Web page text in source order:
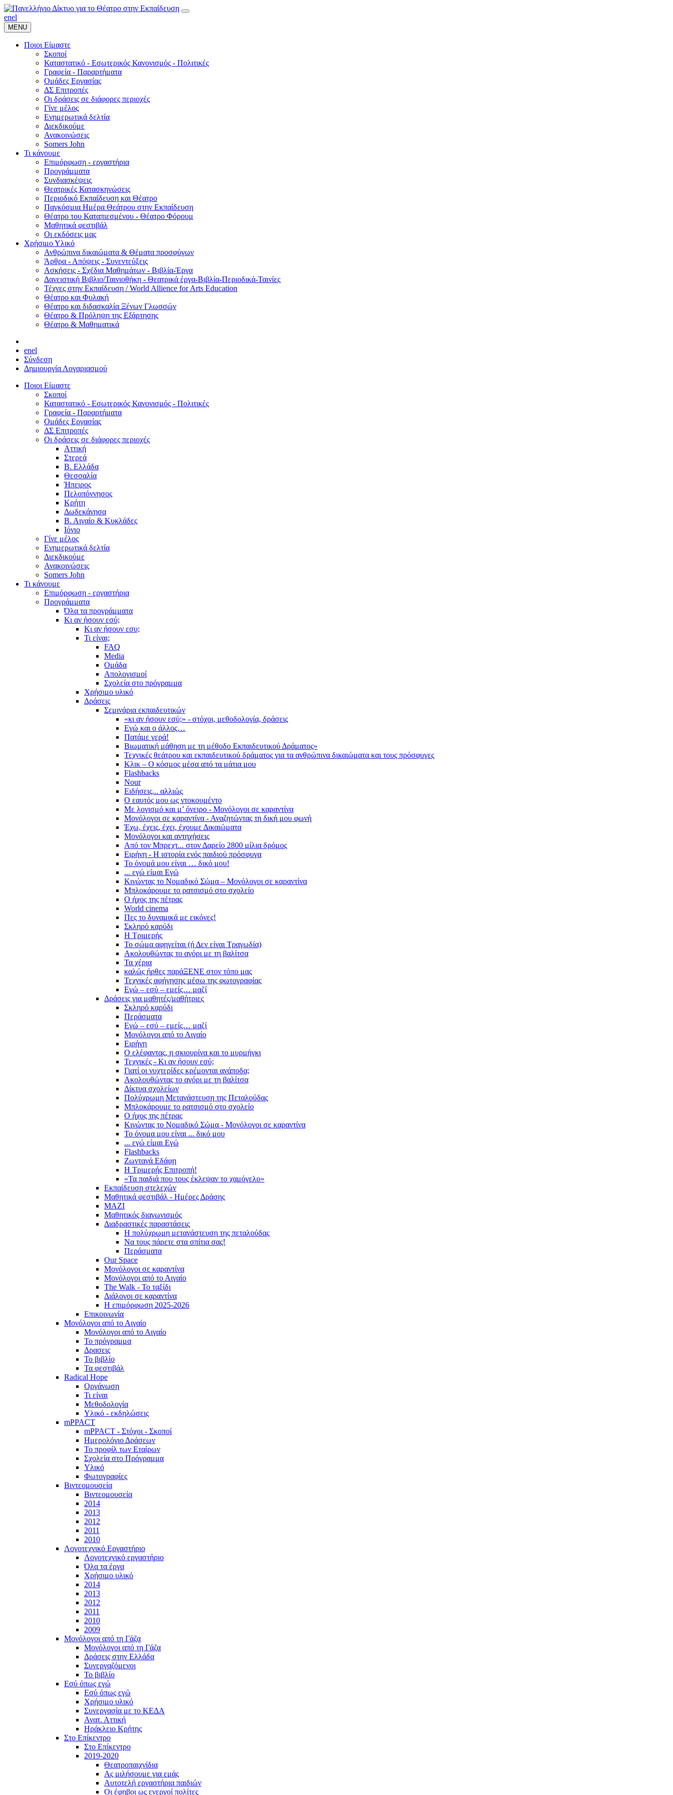
enel
MENU
Ποιοι Είμαστε
Σκοποί
Καταστατικό - Εσωτερικός Κανονισμός - Πολιτικές
Γραφεία - Παραρτήματα
Ομάδες Εργασίας
ΔΣ Επιτροπές
Οι δράσεις σε διάφορες περιοχές
Γίνε μέλος
Ενημερωτικά δελτία
Διεκδικούμε
Ανακοινώσεις
Somers John
Τι κάνουμε
Επιμόρφωση - εργαστήρια
Προγράμματα
Συνδιασκέψεις
Θεατρικές Κατασκηνώσεις
Περιοδικό Εκπαίδευση και Θέατρο
Παγκόσμια Ημέρα Θεάτρου στην Εκπαίδευση
Θέατρο του Καταπιεσμένου - Θέατρο Φόρουμ
Μαθητικά φεστιβάλ
Οι εκδόσεις μας
Χρήσιμο Υλικό
Ανθρώπινα δικαιώματα & Θέματα προσφύγων
Άρθρα - Απόψεις - Συνεντεύξεις
Ασκήσεις - Σχέδια Μαθημάτων - Βιβλία-Έργα
Δανειστική Βιβλιο/Ταινιοθήκη - Θεατρικά έργα-Βιβλία-Περιοδικά-Ταινίες
Τέχνες στην Εκπαίδευση / World Allience for Arts Education
Θέατρο και Φυλακή
Θέατρο και διδασκαλία Ξένων Γλωσσών
Θέατρο & Πρόληψη της Εξάρτησης
Θέατρο & Μαθηματικά
enel
Σύνδεση
Δημιουργία Λογαριασμού
Ποιοι Είμαστε
Σκοποί
Καταστατικό - Εσωτερικός Κανονισμός - Πολιτικές
Γραφεία - Παραρτήματα
Ομάδες Εργασίας
ΔΣ Επιτροπές
Οι δράσεις σε διάφορες περιοχές
Αττική
Στερεά
Β. Ελλάδα
Θεσσαλία
Ήπειρος
Πελοπόννησος
Κρήτη
Δωδεκάνησα
Β. Αιγαίο & Κυκλάδες
Ιόνιο
Γίνε μέλος
Ενημερωτικά δελτία
Διεκδικούμε
Ανακοινώσεις
Somers John
Τι κάνουμε
Επιμόρφωση - εργαστήρια
Προγράμματα
Όλα τα προγράμματα
Κι αν ήσουν εσύ;
Κι αν ήσουν εσυ;
Τι είναι;
FAQ
Media
Ομάδα
Απολογισμοί
Σχολεία στο πρόγραμμα
Χρήσιμο υλικό
Δράσεις
Σεμινάρια εκπαιδευτικών
«κι αν ήσουν εσύ;» - στόχοι, μεθοδολογία, δράσεις
Εγώ και ο άλλος…
Πατάμε γερά!
Βιωματική μάθηση με τη μέθοδο Εκπαιδευτικού Δράματος»
Τεχνικές θεάτρου και εκπαιδευτικού δράματος για τα ανθρώπινα δικαιώματα και τους πρόσφυγες
Κλικ – Ο κόσμος μέσα από τα μάτια μου
Flashbacks
Nour
Ειδήσεις... αλλιώς
Ο εαυτός μου ως ντοκουμέντο
Με λογισμό και μ’ όνειρο - Μονόλογοι σε καραντίνα
Μονόλογοι σε καραντίνα - Αναζητώντας τη δική μου φωνή
Έχω, έχεις, έχει, έχουμε Δικαιώματα
Μονόλογοι και αντηχήσεις
Από τον Μπρεχτ... στον Δαρείο 2800 μίλια δρόμος
Ειρήνη - Η ιστορία ενός παιδιού πρόσφυγα
Το όνομά μου είναι … δικό μου!
... εγώ είμαι Εγώ
Κινώντας το Νομαδικό Σώμα – Μονόλογοι σε καραντίνα
Μπλοκάρουμε το ρατσισμό στο σχολείο
Ο ήχος της πέτρας
World cinema
Πες το δυναμικά με εικόνες!
Σκληρό καρύδι
Η Τριμερής
Το σώμα αφηγείται (ή Δεν είναι Τραγωδία)
Ακολουθώντας το αγόρι με τη βαλίτσα
Τα χέρια
καλώς ήρθες παράΞΕΝΕ στον τόπο μας
Τεχνικές αφήγησης μέσω της φωτογραφίας
Εγώ – εσύ – εμείς… μαζί
Δράσεις για μαθητές/μαθήτριες
Σκληρό καρύδι
Περάσματα
Εγώ – εσύ – εμείς… μαζί
Μονόλογοι από το Αιγαίο
Ειρήνη
Ο ελέφαντας, η σκιουρίνα και το μυρμήγκι
Τεχνικές - Κι αν ήσουν εσύ;
Γιατί οι νυχτερίδες κρέμονται ανάποδα;
Ακολουθώντας το αγόρι με τη βαλίτσα
Δίκτυα σχολείων
Πολύχρωμη Μετανάστευση της Πεταλούδας
Μπλοκάρουμε το ρατσισμό στο σχολείο
Ο ήχος της πέτρας
Κινώντας το Νομαδικό Σώμα - Μονόλογοι σε καραντίνα
Το όνομα μου είναι ... δικό μου
... εγώ είμαι Εγώ
Flashbacks
Ζωντανά Εδάφη
Η Τριμερής Επιτροπή!
«Τα παιδιά που τους έκλεψαν το χαμόγελο»
Εκπαίδευση στελεχών
Μαθητικά φεστιβάλ - Ημέρες Δράσης
ΜΑΖΙ
Μαθητικός διαγωνισμός
Διαδραστικές παραστάσεις
Η πολύχρωμη μετανάστευση της πεταλούδας
Να τους πάρετε στα σπίτια σας!
Περάσματα
Our Space
Μονόλογοι σε καραντίνα
Μονόλογοι από το Αιγαίο
The Walk - Το ταξίδι
Διάλογοι σε καραντίνα
Η επιμόρφωση 2025-2026
Επικοινωνία
Μονόλογοι από το Αιγαίο
Μονόλογοι από το Αιγαίο
Το πρόγραμμα
Δρασεις
Το βιβλίο
Τα φεστιβάλ
Radical Hope
Οργάνωση
Τι είναι
Μεθοδολογία
Υλικό - εκδηλώσεις
mPPACT
mPPACT - Στόχοι - Σκοποί
Ημερολόγιο Δράσεων
Το προφίλ των Εταίρων
Σχολεία στο Πρόγραμμα
Υλικό
Φωτογραφίες
Βιντεομουσεία
Βιντεομουσεία
2014
2013
2012
2011
2010
Λογοτεχνικό Εργαστήριο
Λογοτεχνικό εργαστήριο
Όλα τα έργα
Χρήσιμο υλικό
2014
2013
2012
2011
2010
2009
Μονόλογοι από τη Γάζα
Μονόλογοι από τη Γάζα
Δράσεις στην Ελλάδα
Συνεργαζόμενοι
To βιβλίο
Εσύ όπως εγώ
Εσύ όπως εγώ
Χρήσιμο υλικό
Συνεργασία με το ΚΕΔΑ
Ανατ. Αττική
Ηράκλειο Κρήτης
Στο Επίκεντρο
Στο Επίκεντρο
2019-2020
Θεατροπαιχνίδια
Ας μιλήσουμε για εμάς
Αυτοτελή εργαστήρια παιδιών
Οι έφηβοι ως ενεργοί πολίτες